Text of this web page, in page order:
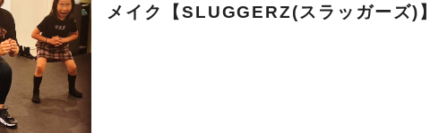
メイク【SLUGGERZ(スラッガーズ)】